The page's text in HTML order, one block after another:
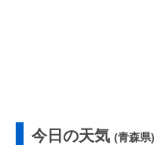
今日の天気 (青森県)